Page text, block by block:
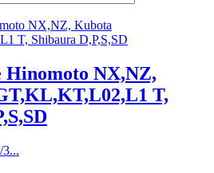
NX,NZ,
T,
3...